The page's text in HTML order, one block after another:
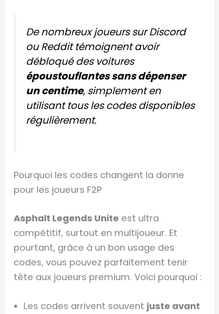
De nombreux joueurs sur Discord
ou Reddit témoignent avoir
débloqué des voitures
époustouflantes sans dépenser
un centime, simplement en
utilisant tous les codes disponibles
régulièrement.
Pourquoi les codes changent la donne
pour les joueurs F2P
Asphalt Legends Unite est ultra
compétitif, surtout en multijoueur. Et
pourtant, grâce à un bon usage des
codes, vous pouvez parfaitement tenir
tête aux joueurs premium. Voici pourquoi :
Les codes arrivent souvent juste avant